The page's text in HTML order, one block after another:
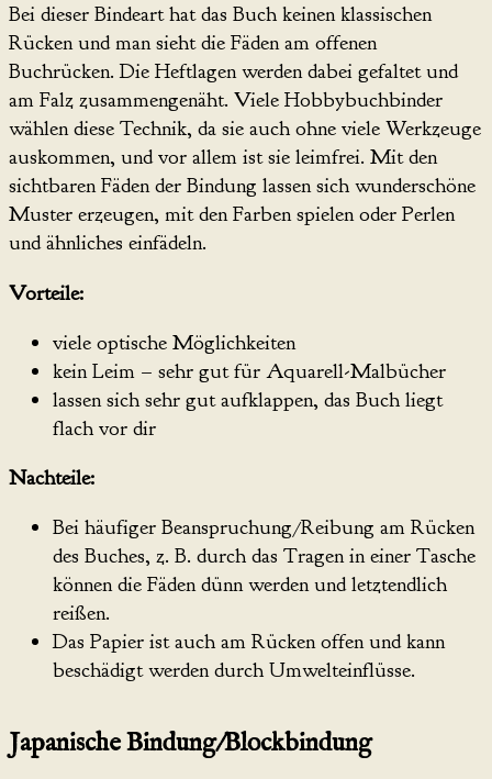
Bei dieser Bindeart hat das Buch keinen klassischen
Rücken und man sieht die Fäden am offenen
Buchrücken. Die Heftlagen werden dabei gefaltet und
am Falz zusammengenäht. Viele Hobbybuchbinder
wählen diese Technik, da sie auch ohne viele Werkzeuge
auskommen, und vor allem ist sie leimfrei. Mit den
sichtbaren Fäden der Bindung lassen sich wunderschöne
Muster erzeugen, mit den Farben spielen oder Perlen
und ähnliches einfädeln.
Vorteile:
viele optische Möglichkeiten
kein Leim – sehr gut für Aquarell-Malbücher
lassen sich sehr gut aufklappen, das Buch liegt
flach vor dir
Nachteile:
Bei häufiger Beanspruchung/Reibung am Rücken
des Buches, z. B. durch das Tragen in einer Tasche
können die Fäden dünn werden und letztendlich
reißen.
Das Papier ist auch am Rücken offen und kann
beschädigt werden durch Umwelteinflüsse.
Japanische Bindung/Blockbindung